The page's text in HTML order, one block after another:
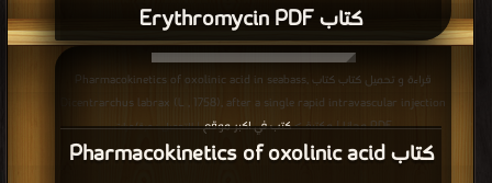
كتاب Erythromycin PDF
كتاب Pharmacokinetics of oxolinic acid
قراءة و تحميل كتاب كتاب Pharmacokinetics of oxolinic acid in seabass,
Dicentrarchus labrax (L , 1758), after a single rapid intravascular injection
PDF مجانا | مكتبة >
كتب في اكبر موقع| التحميل : مرة/مرات